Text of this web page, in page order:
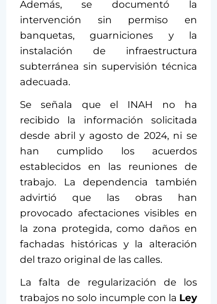
Además, se documentó la
intervención sin permiso en
banquetas, guarniciones y la
instalación de infraestructura
subterránea sin supervisión técnica
adecuada.
Se señala que el INAH no ha
recibido la información solicitada
desde abril y agosto de 2024, ni se
han cumplido los acuerdos
establecidos en las reuniones de
trabajo. La dependencia también
advirtió que las obras han
provocado afectaciones visibles en
la zona protegida, como daños en
fachadas históricas y la alteración
del trazo original de las calles.
La falta de regularización de los
trabajos no solo incumple con la Ley